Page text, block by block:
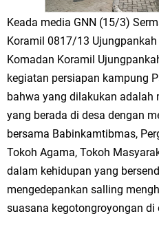
Sinergi Pemerintah dan Warga:
Lingkungan dan Pemberdayaan
FOZ Jawa Timur Mantapkan
Penguatan SDM Amil dan Kolaborasi
Media Peduli Bangsa Salurkan
Keada media GNN (15/3)
Koramil 0817/13
Komadan Koramil
kegiatan persiapan kampung
bahwa yang dilakukan adalah
yang berada di desa dengan
bersama Babinkamtibmas,
Tokoh Agama, Tokoh
dalam kehidupan yang
mengedepankan salling
suasana kegotongroyongan di